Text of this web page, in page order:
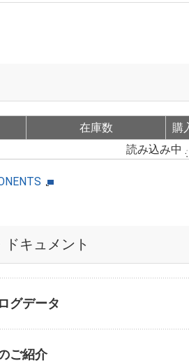
在庫数
購
読み込み中
キュメント
グデータ
ご紹介